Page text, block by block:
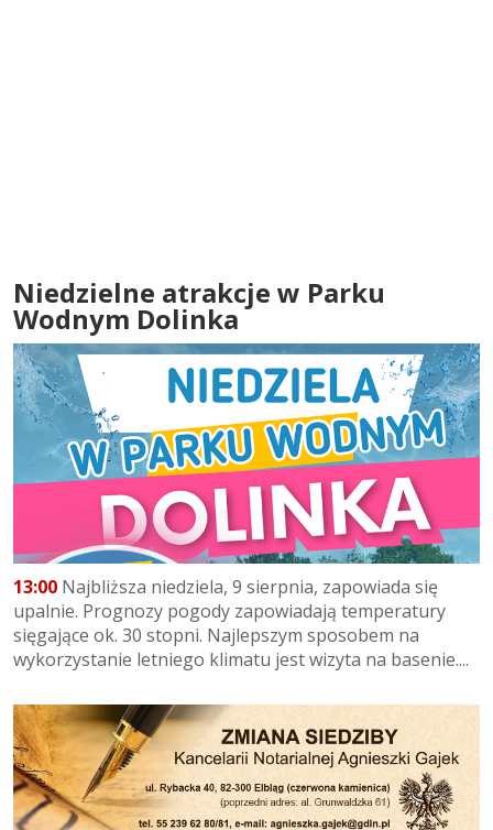
Niedzielne atrakcje w Parku
Wodnym Dolinka
13:00 Najbliższa niedziela, 9 sierpnia, zapowiada się
upalnie. Prognozy pogody zapowiadają temperatury
sięgające ok. 30 stopni. Najlepszym sposobem na
wykorzystanie letniego klimatu jest wizyta na basenie....